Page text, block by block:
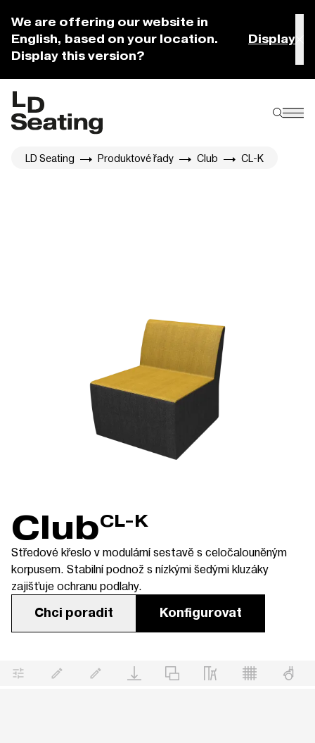
We are offering our website in
English, based on your location.
Display this version?
Display
LD Seating Produktové řady Club CL-K
ClubCL-K
Středové křeslo v modulární sestavě s celočalouněným
korpusem. Stabilní podnož s nízkými šedými kluzáky
zajišťuje ochranu podlahy.
Chci poradit Konfigurovat